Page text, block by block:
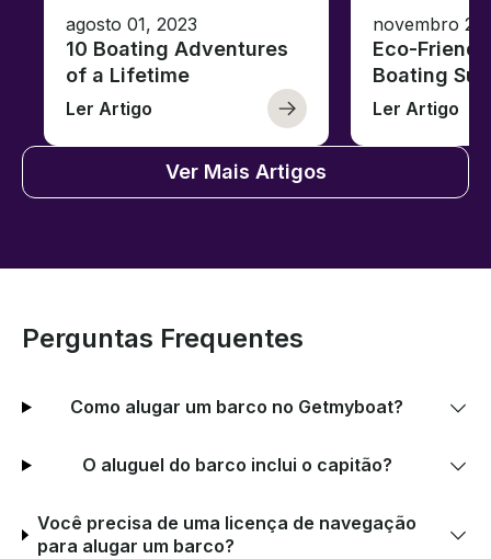
agosto 01, 2023
10 Boating Adventures
of a Lifetime
Ler Artigo
novembro
Eco-
Boating
Ler Artigo
Ver Mais Artigos
Perguntas Frequentes
Como alugar um barco no Getmyboat?
O aluguel do barco inclui o capitão?
Você precisa de uma licença de navegação
para alugar um barco?